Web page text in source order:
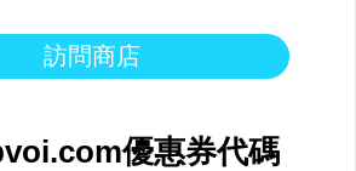
訪問商店
優惠券代碼